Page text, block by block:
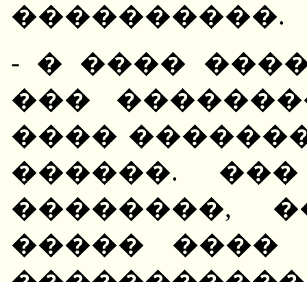
����������.
- � ����
���
����
������.
��������,
����� ����